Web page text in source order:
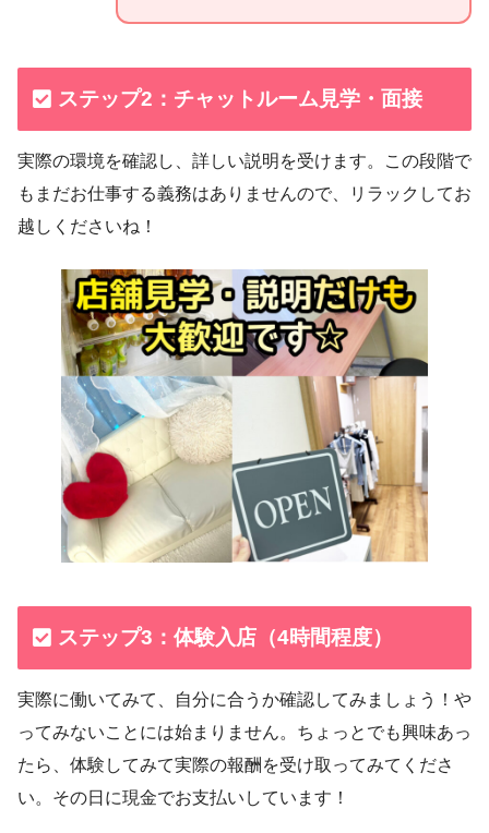
ステップ2：チャットルーム見学・面接
実際の環境を確認し、詳しい説明を受けます。この段階で
もまだお仕事する義務はありませんので、リラックしてお
越しくださいね！
ステップ3：体験入店（4時間程度）
実際に働いてみて、自分に合うか確認してみましょう！や
ってみないことには始まりません。ちょっとでも興味あっ
たら、体験してみて実際の報酬を受け取ってみてくださ
い。その日に現金でお支払いしています！